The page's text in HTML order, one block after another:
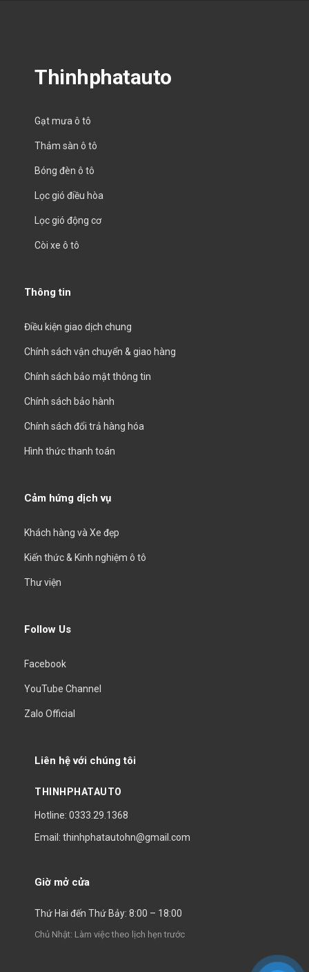
Thinhphatauto
Gạt mưa ô tô
Thảm sàn ô tô
Bóng đèn ô tô
Lọc gió điều hòa
Lọc gió động cơ
Còi xe ô tô
Thông tin
Điều kiện giao dịch chung
Chính sách vận chuyển & giao hàng
Chính sách bảo mật thông tin
Chính sách bảo hành
Chính sách đổi trả hàng hóa
Hình thức thanh toán
Cảm hứng dịch vụ
Khách hàng và Xe đẹp
Kiến thức & Kinh nghiệm ô tô
Thư viện
Follow Us
Facebook
YouTube Channel
Zalo Official
Liên hệ với chúng tôi
THINHPHATAUTO
Hotline: 0333.29.1368
Email: thinhphatautohn@gmail.com
Giờ mở cửa
Thứ Hai đến Thứ Bảy: 8:00 – 18:00
Chủ Nhật: Làm việc theo lịch hẹn trước